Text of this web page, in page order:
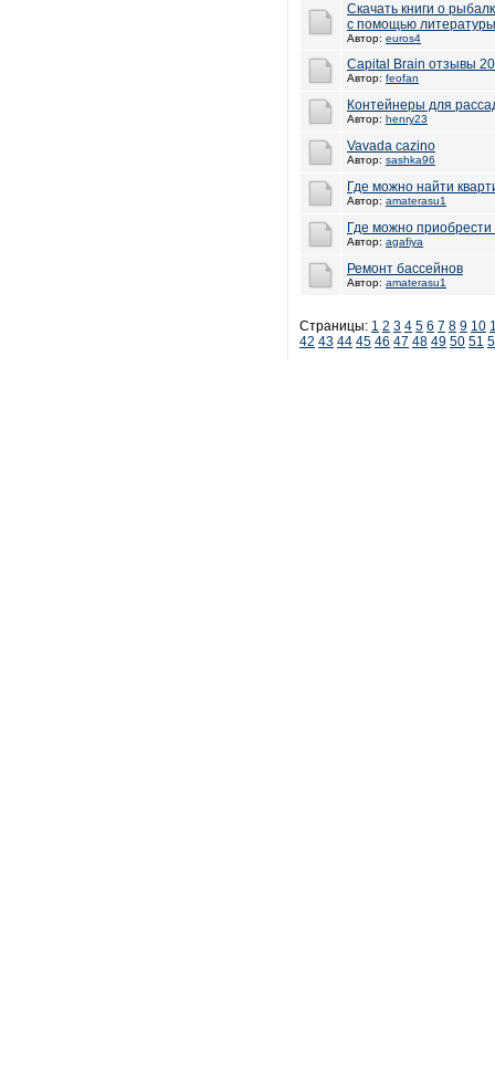
Скачать книги о
с помощью литературы
Автор: euros4
Capital Brain отзывы
Автор: feofan
Контейнеры для
Автор: henry23
Vavada cazino
Автор: sashka96
Где можно найти
Автор: amaterasu1
Где можно
Автор: agafiya
Ремонт бассейнов
Автор: amaterasu1
Страницы: 1 2 3 4 5 6 7 8 9 10
42 43 44 45 46 47 48 49 50 51